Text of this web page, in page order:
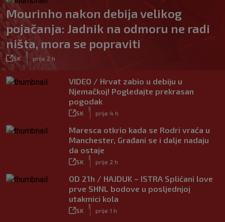
Mourinho nakon debija velikog
pojačanja: Jadnik na odmoru ne radi
ništa, mora se popraviti
SK prije 2 h
VIDEO / Hrvat zabio u debiju u
Njemačkoj! Pogledajte prekrasan
pogodak
SK prije 4 h
Maresca otkrio kada se Rodri vraća u
Manchester, Građani se i dalje nadaju
da ostaje
SK prije 2 h
OD 21h / HAJDUK – ISTRA Splićani love
prve SHNL bodove u posljednjoj
utakmici kola
SK prije 1 h